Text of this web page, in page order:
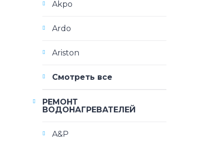
Akpo
Ardo
Ariston
Смотреть все
РЕМОНТ
ВОДОНАГРЕВАТЕЛЕЙ
A&P